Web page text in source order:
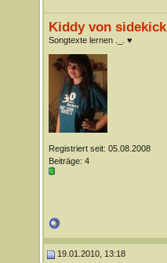
Kiddy von sidekick
Songtexte lernen ._. ♥
Registriert seit: 05.08.2008
Beiträge: 4
19.01.2010, 13:18